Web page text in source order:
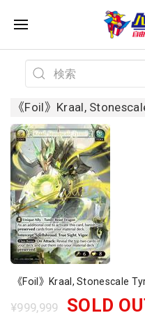
《Foil》Kraal,
《Foil》Kraal, Stonescale
¥999,999 SOLD